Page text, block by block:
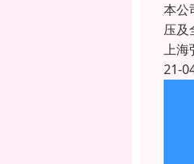
本公
压及
上海
21-